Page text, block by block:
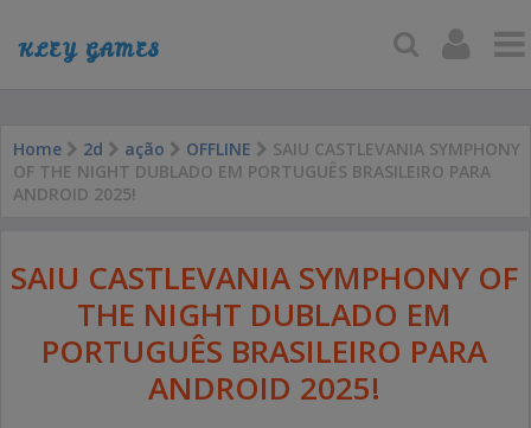
KLEY GAMES
Home 2d ação OFFLINE
SAIU CASTLEVANIA SYMPHONY
OF THE NIGHT DUBLADO EM PORTUGUÊS BRASILEIRO PARA
ANDROID 2025!
SAIU CASTLEVANIA SYMPHONY OF
THE NIGHT DUBLADO EM
PORTUGUÊS BRASILEIRO PARA
ANDROID 2025!